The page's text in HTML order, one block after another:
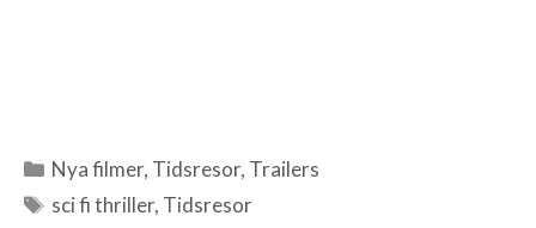
Kategorier
Nya filmer, Tidsresor, Trailers
sci fi thriller, Tidsresor